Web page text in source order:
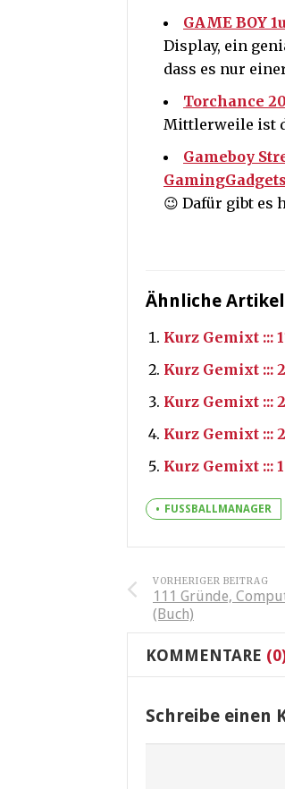
GAME BOY
Display, ein
dass es nur
Torchance
Mittlerweile ist
Gameboy
😉 Dafür gibt es
Ähnliche
Kurz Gemixt :::
Kurz Gemixt :::
Kurz Gemixt :::
Kurz Gemixt :::
Kurz Gemixt :::
FUSSBALLMANAGER
VORHERIGER BEITRAG
111 Gründe,
(Buch)
KOMMENTARE
Schreibe einen